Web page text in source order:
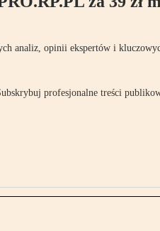
analiz, opinii ekspertów i
profesjonalne treści